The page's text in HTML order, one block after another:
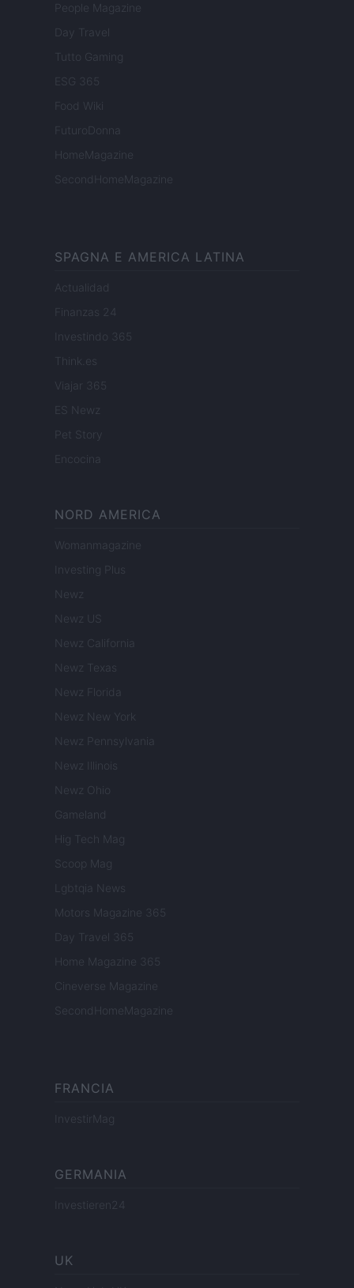
People Magazine
Day Travel
Tutto Gaming
ESG 365
Food Wiki
FuturoDonna
HomeMagazine
SecondHomeMagazine
SPAGNA E AMERICA LATINA
Actualidad
Finanzas 24
Investindo 365
Think.es
Viajar 365
ES Newz
Pet Story
Encocina
NORD AMERICA
Womanmagazine
Investing Plus
Newz
Newz US
Newz California
Newz Texas
Newz Florida
Newz New York
Newz Pennsylvania
Newz Illinois
Newz Ohio
Gameland
Hig Tech Mag
Scoop Mag
Lgbtqia News
Motors Magazine 365
Day Travel 365
Home Magazine 365
Cineverse Magazine
SecondHomeMagazine
FRANCIA
InvestirMag
GERMANIA
Investieren24
UK